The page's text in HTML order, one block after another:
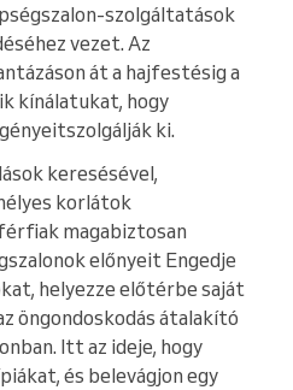
szolgáltatások
vezet. Az
át a hajfestésig a
kínálatukat, hogy
ki.
keresésével,
korlátok
magabiztosan
előnyeit Engedje
helyezze előtérbe saját
öngondoskodás átalakító
Itt az ideje, hogy
és belevágjon egy